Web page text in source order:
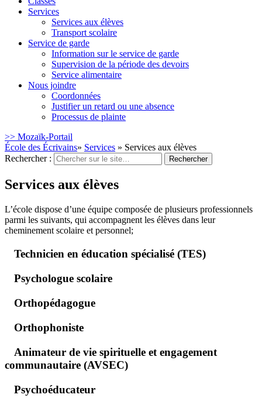
Services
Services aux élèves
Transport scolaire
Service de garde
Information sur le service de garde
Supervision de la période des devoirs
Service alimentaire
Nous joindre
Coordonnées
Justifier un retard ou une absence
Processus de plainte
>> Mozaïk-Portail
École des Écrivains» Services » Services aux élèves
Rechercher :
Services aux élèves
L’école dispose d’une équipe composée de plusieurs professionnels
parmi les suivants, qui accompagnent les élèves dans leur
cheminement scolaire et personnel;
Technicien en éducation spécialisé (TES)
Psychologue scolaire
Orthopédagogue
Orthophoniste
Animateur de vie spirituelle et engagement
communautaire (AVSEC)
Psychoéducateur